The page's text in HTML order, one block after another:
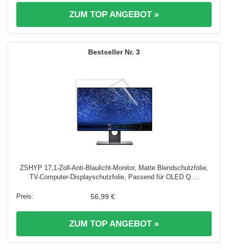
ZUM TOP ANGEBOT »
3
ZSHYP 17,1-Zoll-Anti-Blaulicht-Monitor, Matte Blendschutzfolie,
TV-Computer-Displayschutzfolie, Passend für OLED Q ...
56,99 €
ZUM TOP ANGEBOT »